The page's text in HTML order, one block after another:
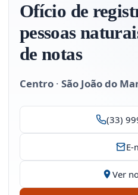
Ofício de
pessoas
de notas
Centro · São João do
(33)
E-
Ver